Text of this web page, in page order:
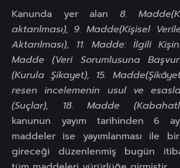
Kanunda yer alan 8.
aktarılması), 9. Madde(Kişisel
Aktarılması), 11. Madde: İlgili
Madde (Veri Sorumlusuna
(Kurula Şikayet), 15.
resen incelemenin usul ve
(Suçlar), 18. Madde
kanunun yayım tarihinden 6
maddeler ise yayımlanması ile
gireceği düzenlenmiş bugün